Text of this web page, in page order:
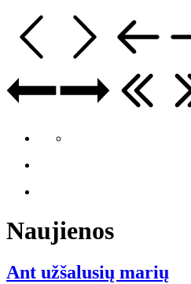
Naujienos
Ant užšalusių marių